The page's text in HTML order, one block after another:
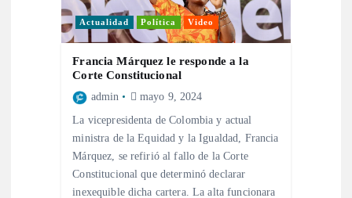
Actualidad Política Video
Francia Márquez le responde a la
Corte Constitucional
admin mayo 9, 2024
La vicepresidenta de Colombia y actual
ministra de la Equidad y la Igualdad, Francia
Márquez, se refirió al fallo de la Corte
Constitucional que determinó declarar
inexequible dicha cartera. La alta funcionara